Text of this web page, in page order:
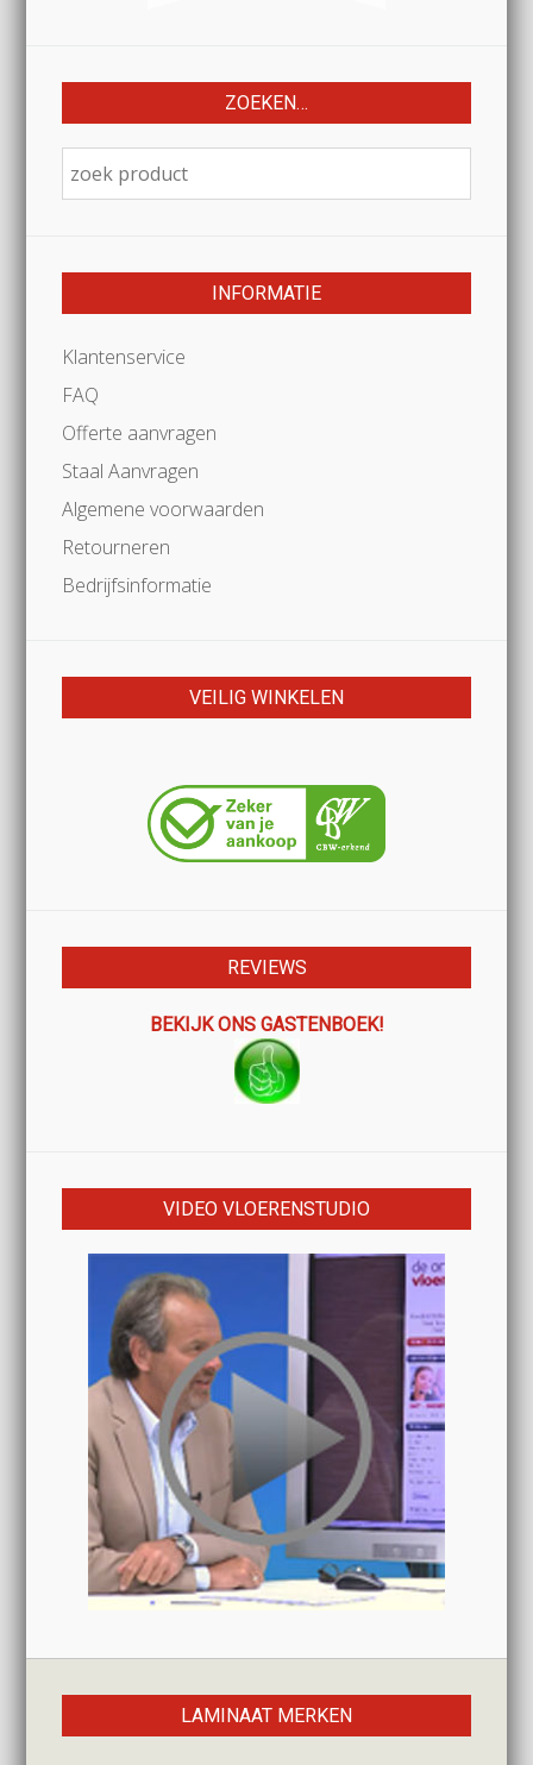
ZOEKEN…
INFORMATIE
Klantenservice
FAQ
Offerte aanvragen
Staal Aanvragen
Algemene voorwaarden
Retourneren
Bedrijfsinformatie
VEILIG WINKELEN
REVIEWS
BEKIJK ONS GASTENBOEK!
VIDEO VLOERENSTUDIO
LAMINAAT MERKEN